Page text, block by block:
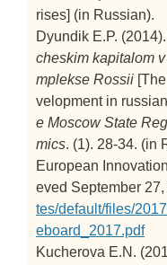
rises] (in Russian).
Dyundik E.P. (2014).
cheskim kapitalom
mplekse Rossii
velopment in
e Moscow State
mics. (1). 28-34. (in
European
eved September
tes/default/files/
eboard_2017.pdf
Kucherova E.N.